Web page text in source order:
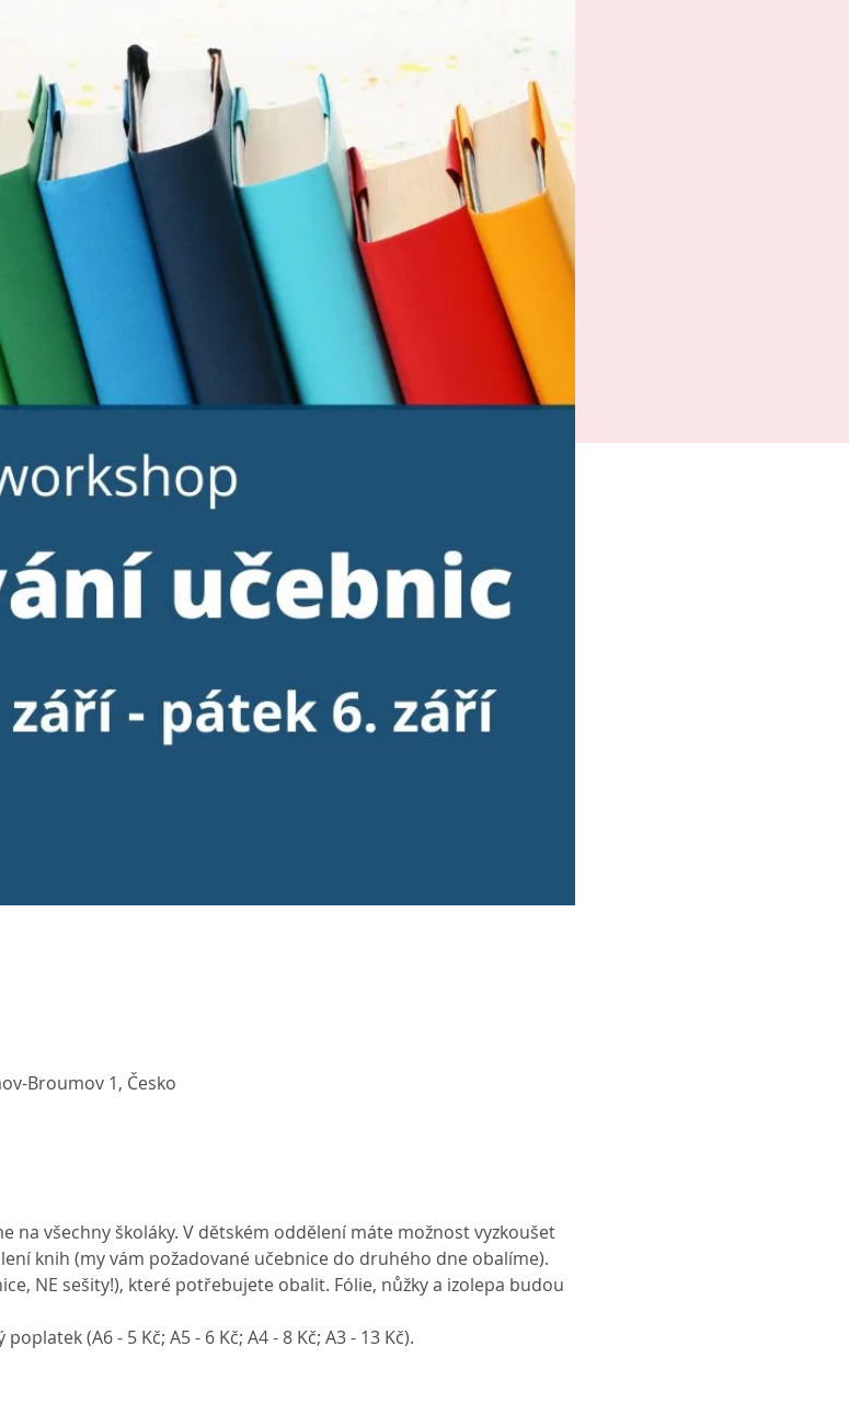
Broumov 1, Česko
na všechny školáky. V dětském oddělení máte možnost vyzkoušet
knih (my vám požadované učebnice do druhého dne obalíme).
NE sešity!), které potřebujete obalit. Fólie, nůžky a izolepa budou
(A6 - 5 Kč; A5 - 6 Kč; A4 - 8 Kč; A3 - 13 Kč).